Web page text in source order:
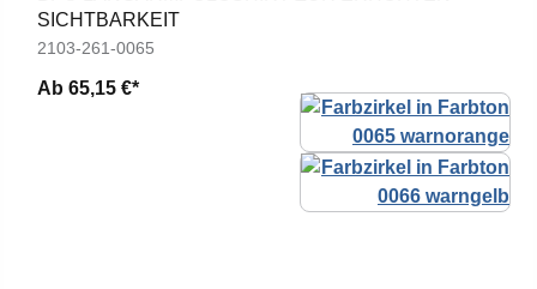
SICHTBARKEIT
2103-261-0065
Ab 65,15 €*